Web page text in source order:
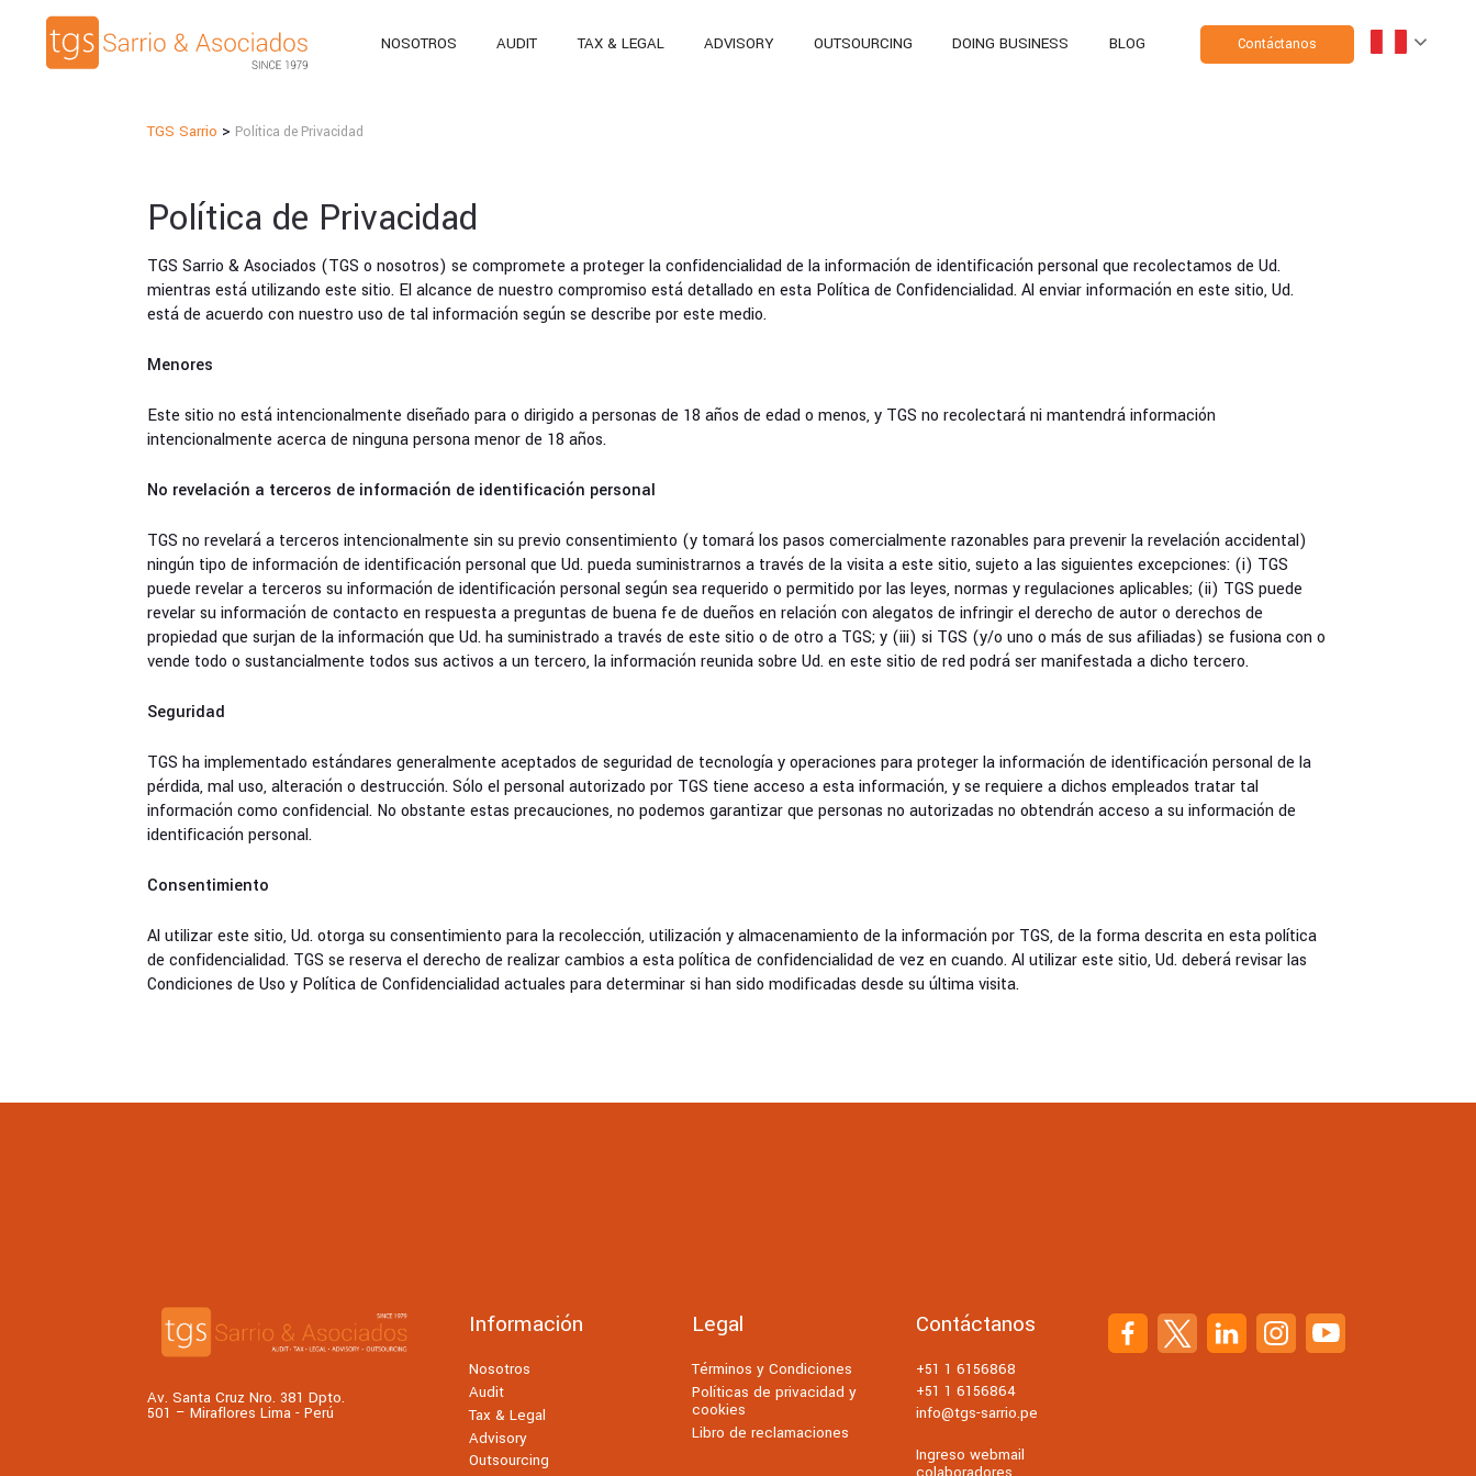
NOSOTROS AUDIT TAX & LEGAL ADVISORY OUTSOURCING DOING BUSINESS BLOG Contáctanos
TGS Sarrio > Política de Privacidad
Política de Privacidad
TGS Sarrio & Asociados (TGS o nosotros) se compromete a proteger la confidencialidad de la información de identificación personal que recolectamos de Ud.
mientras está utilizando este sitio. El alcance de nuestro compromiso está detallado en esta Política de Confidencialidad. Al enviar información en este sitio, Ud.
está de acuerdo con nuestro uso de tal información según se describe por este medio.
Menores
Este sitio no está intencionalmente diseñado para o dirigido a personas de 18 años de edad o menos, y TGS no recolectará ni mantendrá información
intencionalmente acerca de ninguna persona menor de 18 años.
No revelación a terceros de información de identificación personal
TGS no revelará a terceros intencionalmente sin su previo consentimiento (y tomará los pasos comercialmente razonables para prevenir la revelación accidental)
ningún tipo de información de identificación personal que Ud. pueda suministrarnos a través de la visita a este sitio, sujeto a las siguientes excepciones: (i) TGS
puede revelar a terceros su información de identificación personal según sea requerido o permitido por las leyes, normas y regulaciones aplicables; (ii) TGS puede
revelar su información de contacto en respuesta a preguntas de buena fe de dueños en relación con alegatos de infringir el derecho de autor o derechos de
propiedad que surjan de la información que Ud. ha suministrado a través de este sitio o de otro a TGS; y (iii) si TGS (y/o uno o más de sus afiliadas) se fusiona con o
vende todo o sustancialmente todos sus activos a un tercero, la información reunida sobre Ud. en este sitio de red podrá ser manifestada a dicho tercero.
Seguridad
TGS ha implementado estándares generalmente aceptados de seguridad de tecnología y operaciones para proteger la información de identificación personal de la
pérdida, mal uso, alteración o destrucción. Sólo el personal autorizado por TGS tiene acceso a esta información, y se requiere a dichos empleados tratar tal
información como confidencial. No obstante estas precauciones, no podemos garantizar que personas no autorizadas no obtendrán acceso a su información de
identificación personal.
Consentimiento
Al utilizar este sitio, Ud. otorga su consentimiento para la recolección, utilización y almacenamiento de la información por TGS, de la forma descrita en esta política
de confidencialidad. TGS se reserva el derecho de realizar cambios a esta política de confidencialidad de vez en cuando. Al utilizar este sitio, Ud. deberá revisar las
Condiciones de Uso y Política de Confidencialidad actuales para determinar si han sido modificadas desde su última visita.
Av. Santa Cruz Nro. 381 Dpto.
501 – Miraflores Lima - Perú
Información
Nosotros
Audit
Tax & Legal
Advisory
Outsourcing
Legal
Términos y Condiciones
Políticas de privacidad y
cookies
Libro de reclamaciones
Contáctanos
+51 1 6156868
+51 1 6156864
info@tgs-sarrio.pe
Ingreso webmail